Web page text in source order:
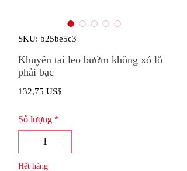
SKU: b25be5c3
Khuyên tai leo bướm không xỏ lỗ
phải bạc
132,75 US$
Số lượng *
Hết hàng